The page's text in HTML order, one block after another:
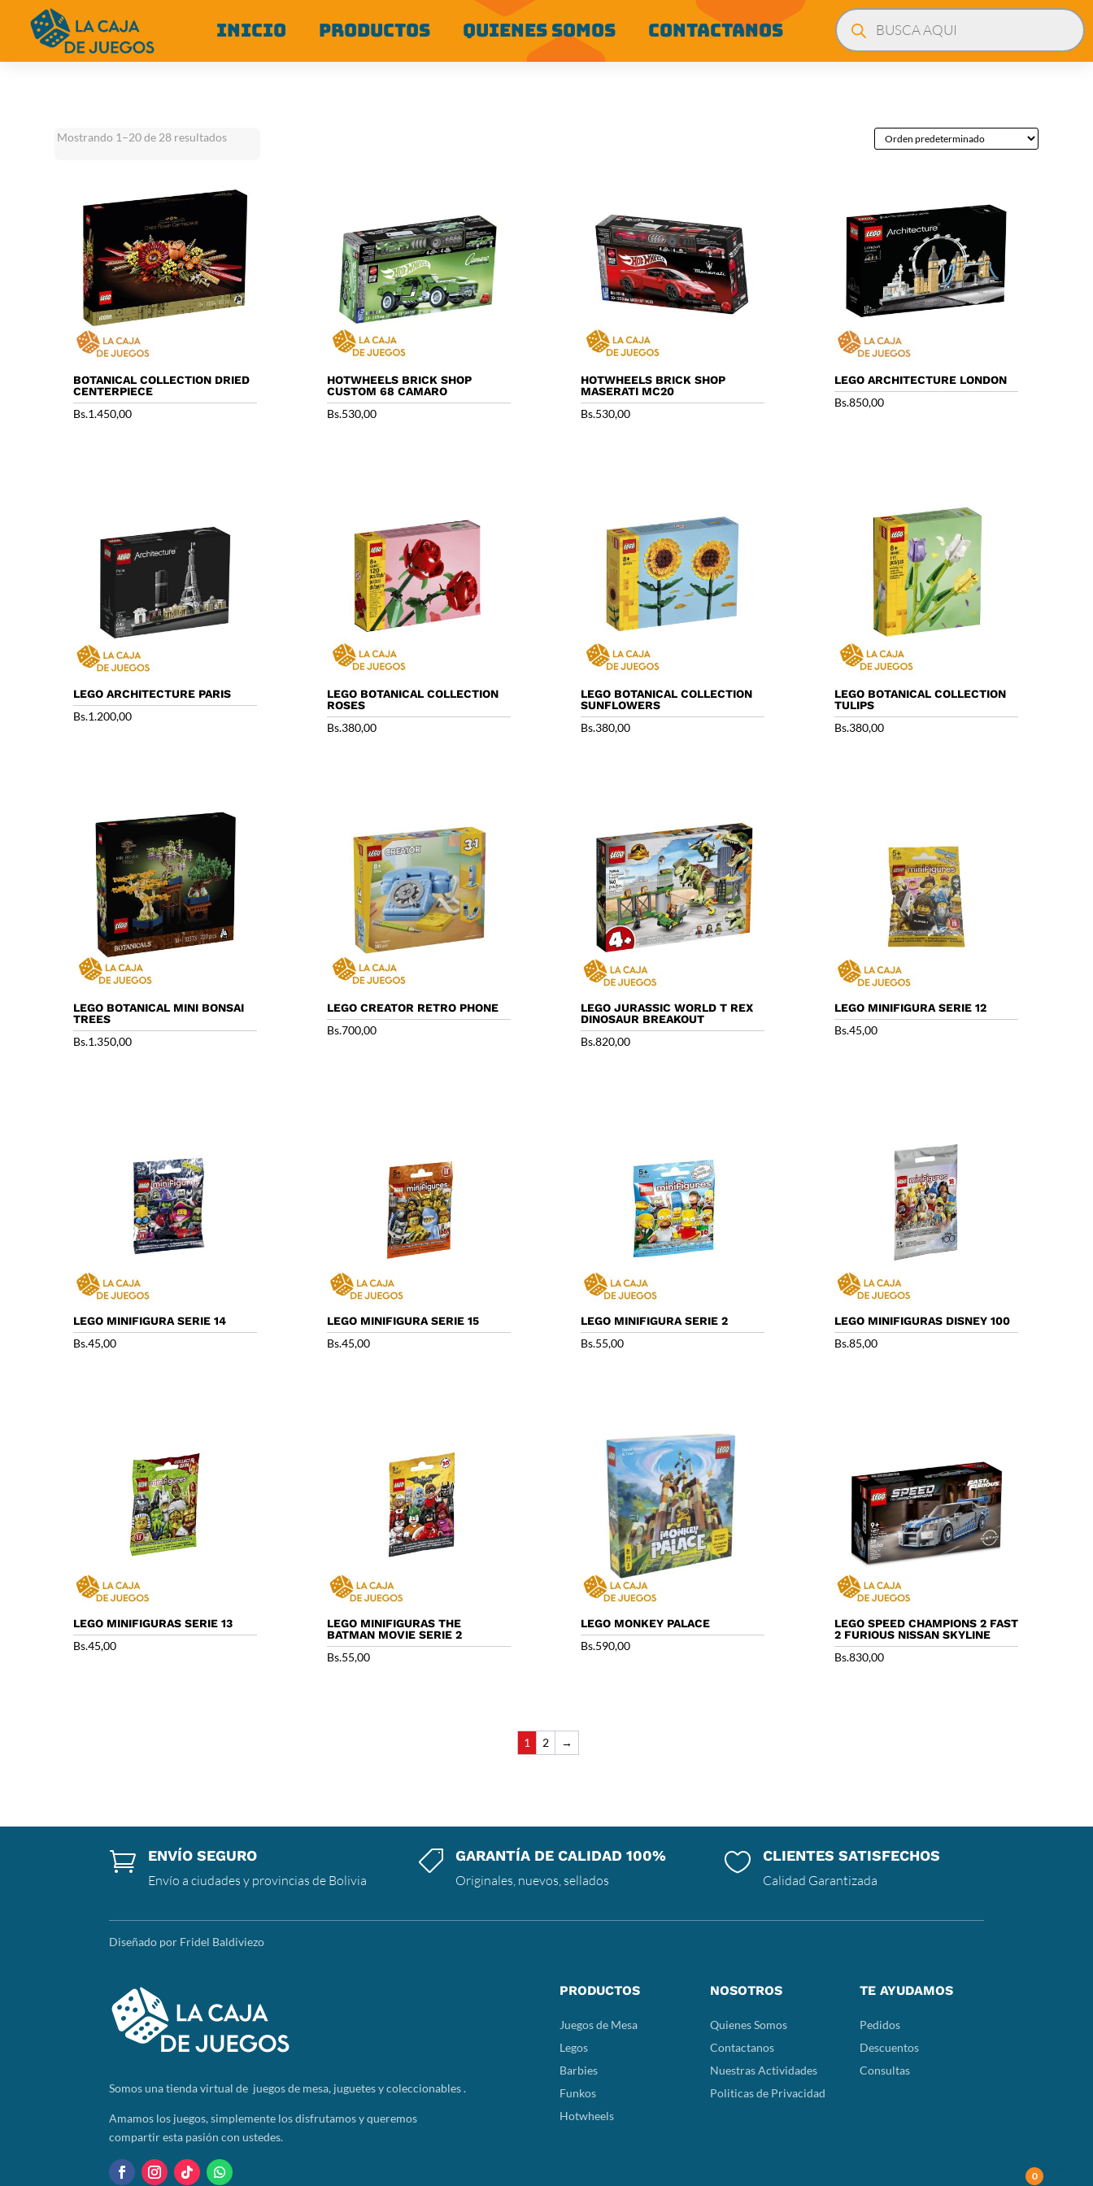
INICIO PRODUCTOS QUIENES SOMOS CONTACTANOS
Búsqueda
de
productos
Mostrando 1–20 de 28 resultados
BOTANICAL COLLECTION DRIED
CENTERPIECE
Bs.1.450,00
HOTWHEELS BRICK SHOP
CUSTOM 68 CAMARO
Bs.530,00
HOTWHEELS BRICK SHOP
MASERATI MC20
Bs.530,00
LEGO ARCHITECTURE LONDON
Bs.850,00
LEGO ARCHITECTURE PARIS
Bs.1.200,00
LEGO BOTANICAL COLLECTION
ROSES
Bs.380,00
LEGO BOTANICAL COLLECTION
SUNFLOWERS
Bs.380,00
LEGO BOTANICAL COLLECTION
TULIPS
Bs.380,00
LEGO BOTANICAL MINI BONSAI
TREES
Bs.1.350,00
LEGO CREATOR RETRO PHONE
Bs.700,00
LEGO JURASSIC WORLD T REX
DINOSAUR BREAKOUT
Bs.820,00
LEGO MINIFIGURA SERIE 12
Bs.45,00
LEGO MINIFIGURA SERIE 14
Bs.45,00
LEGO MINIFIGURA SERIE 15
Bs.45,00
LEGO MINIFIGURA SERIE 2
Bs.55,00
LEGO MINIFIGURAS DISNEY 100
Bs.85,00
LEGO MINIFIGURAS SERIE 13
Bs.45,00
LEGO MINIFIGURAS THE
BATMAN MOVIE SERIE 2
Bs.55,00
LEGO MONKEY PALACE
Bs.590,00
LEGO SPEED CHAMPIONS 2 FAST
2 FURIOUS NISSAN SKYLINE
Bs.830,00
1 2 →
 ENVÍO SEGURO
Envío a ciudades y provincias de Bolivia
 GARANTÍA DE CALIDAD 100%
Originales, nuevos, sellados
 CLIENTES SATISFECHOS
Calidad Garantizada
Diseñado por Fridel Baldiviezo
Somosuna tienda virtual de juegos de mesa, juguetes y coleccionables .
Amamos los juegos, simplemente los disfrutamos y queremos
compartir esta pasión con ustedes.
PRODUCTOS
Juegos de Mesa
Legos
Barbies
Funkos
Hotwheels
NOSOTROS
Quienes Somos
Contactanos
Nuestras Actividades
Politicas de Privacidad
TE AYUDAMOS
Pedidos
Descuentos
Consultas
0